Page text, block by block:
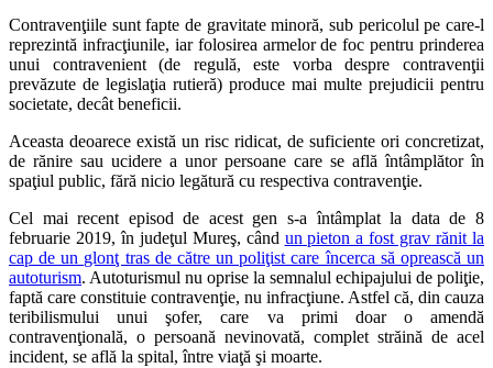
Contravenţiile sunt fapte de gravitate minoră, sub pericolul pe care-l
reprezintă infracţiunile, iar folosirea armelor de foc pentru prinderea
unui contravenient (de regulă, este vorba despre contravenţii
prevăzute de legislaţia rutieră) produce mai multe prejudicii pentru
societate, decât beneficii.
Aceasta deoarece există un risc ridicat, de suficiente ori concretizat,
de rănire sau ucidere a unor persoane care se află întâmplător în
spaţiul public, fără nicio legătură cu respectiva contravenţie.
Cel mai recent episod de acest gen s-a întâmplat la data de 8
februarie 2019, în judeţul Mureş, când un pieton a fost grav rănit la
cap de un glonţ tras de către un poliţist care încerca să oprească un
autoturism. Autoturismul nu oprise la semnalul echipajului de poliţie,
faptă care constituie contravenţie, nu infracţiune. Astfel că, din cauza
teribilismului unui şofer, care va primi doar o amendă
contravenţională, o persoană nevinovată, complet străină de acel
incident, se află la spital, între viaţă şi moarte.